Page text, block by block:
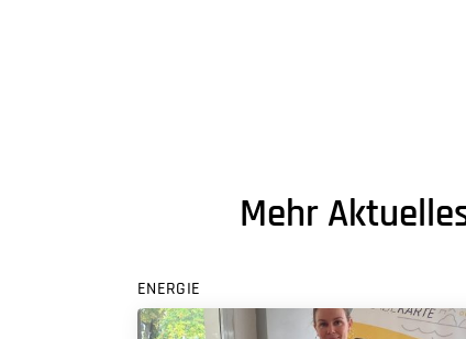
Mehr
ENERGIE